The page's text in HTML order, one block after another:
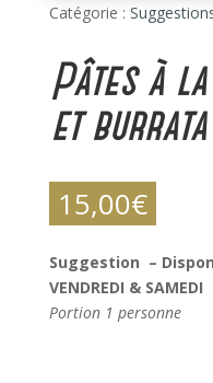
Catégorie :
Pâtes à la
et burrata
15,00€
Suggestion –
VENDREDI & SAMEDI
Portion 1 personne